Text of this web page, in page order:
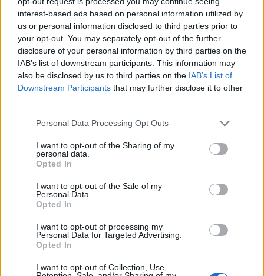
interest-based ads based on personal information utilized by
us or personal information disclosed to third parties prior to
your opt-out. You may separately opt-out of the further
disclosure of your personal information by third parties on the
IAB’s list of downstream participants. This information may
also be disclosed by us to third parties on the IAB’s List of
Downstream Participants that may further disclose it to other
Personal Data Processing Opt Outs
I want to opt-out of the Sharing of my
personal data.
Opted In
I want to opt-out of the Sale of my
Personal Data.
Opted In
I want to opt-out of processing my
Personal Data for Targeted Advertising.
Opted In
I want to opt-out of Collection, Use,
Sándor Ella: Na, indíts, s
menjünk!
A rovat további cikkei